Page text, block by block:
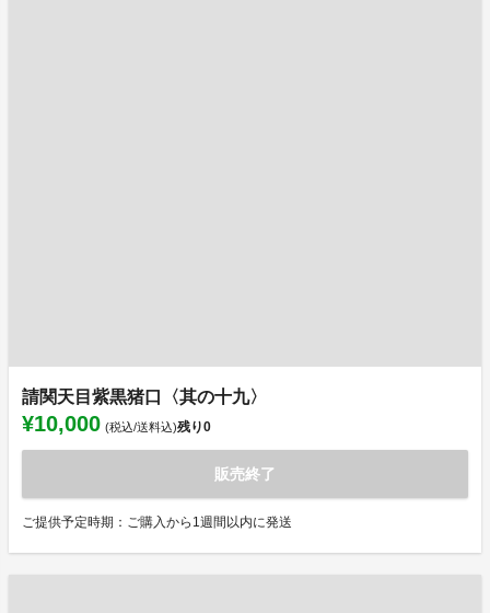
請関天目紫黒猪口〈其の十九〉
¥10,000 (税込/送料込)残り0
販売終了
ご提供予定時期：ご購入から1週間以内に発送